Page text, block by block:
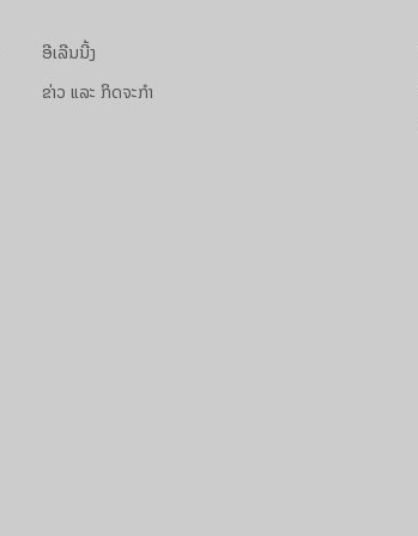
ອີເລີນນີ້ງ
ຂ່າວ ແລະ ກິດຈະກຳ